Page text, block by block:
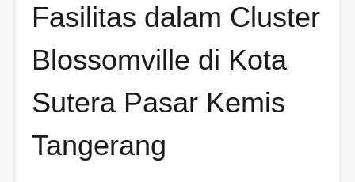
Fasilitas dalam Cluster
Blossomville di Kota
Sutera Pasar Kemis
Tangerang